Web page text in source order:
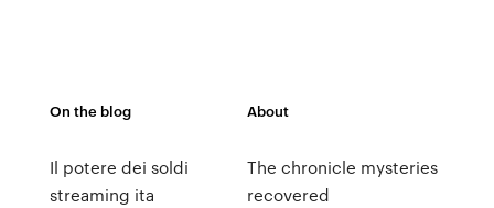
On the blog
Il potere dei soldi
streaming ita
About
The chronicle mysteries
recovered